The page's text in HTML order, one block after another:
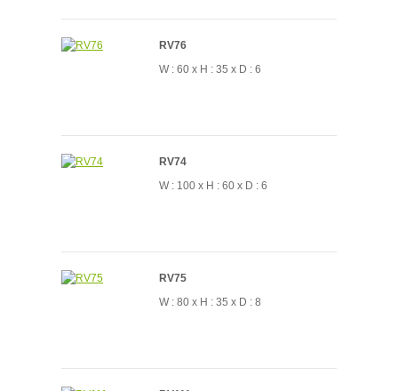
RV76
W : 60 x H : 35 x D : 6
RV74
W : 100 x H : 60 x D : 6
RV75
W : 80 x H : 35 x D : 8